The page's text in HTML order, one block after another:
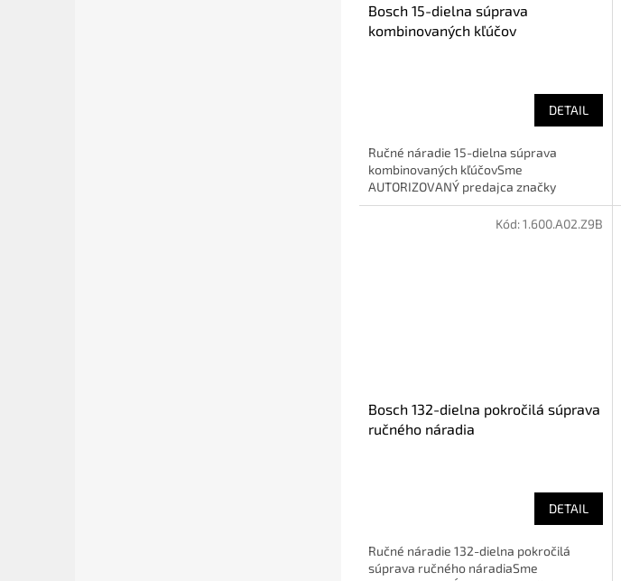
Bosch 15-dielna súprava
kombinovaných kľúčov
DETAIL
Ručné náradie 15-dielna súprava
kombinovaných kľúčovSme
AUTORIZOVANÝ predajca značky
Bosch 132-dielna pokročilá súprava
ručného náradia
DETAIL
Ručné náradie 132-dielna pokročilá
súprava ručného náradiaSme
Kód:1.600.A02.Z9B